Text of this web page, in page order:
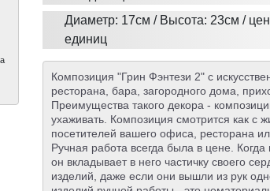
Диаметр: 17см / Высота: 23см /
единиц
Композиция "Грин Фэнтези 2" с
ресторана, бара, загородного дома,
Преимущества такого декора -
ухаживать. Композиция смотрится как с
посетителей вашего офиса, ресторана
Ручная работа всегда была в цене.
он вкладывает в него частичку своего
изделий, даже если они вышли из рук